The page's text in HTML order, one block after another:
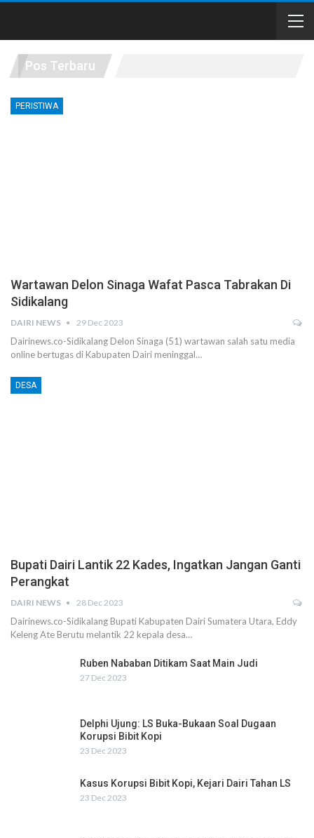
Pos Terbaru
PERISTIWA
Wartawan Delon Sinaga Wafat Pasca Tabrakan Di
Sidikalang
DAIRI NEWS 29 Dec 2023
Dairinews.co-Sidikalang Delon Sinaga (51) wartawan salah satu media
online bertugas di Kabupaten Dairi meninggal…
DESA
Bupati Dairi Lantik 22 Kades, Ingatkan Jangan Ganti
Perangkat
DAIRI NEWS 28 Dec 2023
Dairinews.co-Sidikalang Bupati Kabupaten Dairi Sumatera Utara, Eddy
Keleng Ate Berutu melantik 22 kepala desa…
Ruben Nababan Ditikam Saat Main Judi
27 Dec 2023
Delphi Ujung: LS Buka-Bukaan Soal Dugaan
Korupsi Bibit Kopi
23 Dec 2023
Kasus Korupsi Bibit Kopi, Kejari Dairi Tahan LS
23 Dec 2023